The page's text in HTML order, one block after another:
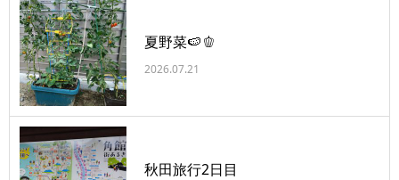
夏野菜🍉🫑
2026.07.21
秋田旅行2日目